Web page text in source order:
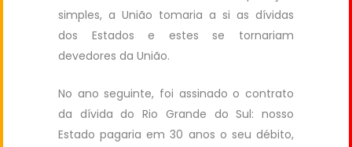
simples, a União tomaria a si as dívidas
dos Estados e estes se tornariam
devedores da União.
No ano seguinte, foi assinado o contrato
da dívida do Rio Grande do Sul: nosso
Estado pagaria em 30 anos o seu débito,